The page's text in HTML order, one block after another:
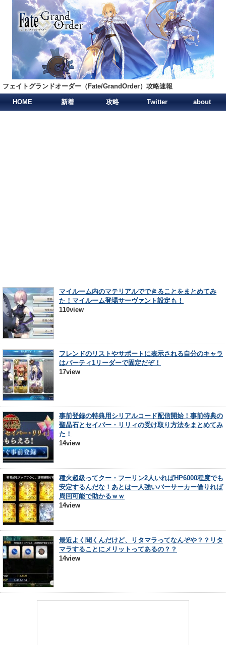
フェイトグランドオーダー（Fate/GrandOrder）攻略速報
HOME 新着 攻略 Twitter about
マイルーム内のマテリアルでできることをまとめてみ
た！マイルーム登場サーヴァント設定も！
110view
フレンドのリストやサポートに表示される自分のキャラ
はパーティ1リーダーで固定だぞ！
17view
事前登録の特典用シリアルコード配信開始！事前特典の
聖晶石とセイバー・リリィの受け取り方法をまとめてみ
た！
14view
種火超級ってクー・フーリン2人いればHP6000程度でも
安定するんだな！あとは一人強いバーサーカー借りれば
周回可能で助かるｗｗ
14view
最近よく聞くんだけど、リタマラってなんぞや？？リタ
マラすることにメリットってあるの？？
14view